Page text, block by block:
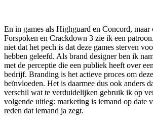
En in games als Highguard en Concord, maar
Forspoken en Crackdown 3 zie ik een
niet dat het pech is dat deze games sterven
hebben geleefd. Als brand designer ben ik
met de perceptie die een publiek heeft over
bedrijf. Branding is het actieve proces om
beïnvloeden. Het is daarmee dus ook anders
verschil wat te verduidelijken gebruik ik op
volgende uitleg: marketing is iemand op date
reden dat iemand ja zegt.